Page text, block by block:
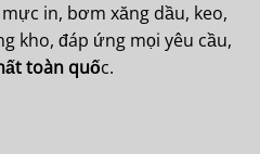
in, bơm xăng dầu, keo,
kho, đáp ứng mọi yêu cầu,
toàn quốc.